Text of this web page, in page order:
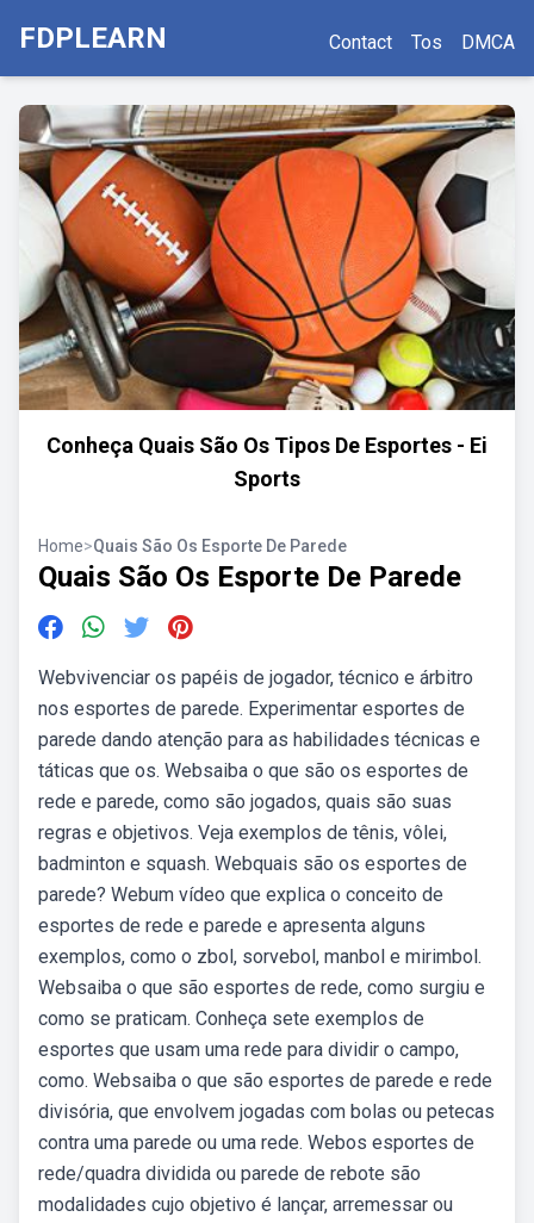
FDPLEARN Contact Tos DMCA
Conheça Quais São Os Tipos De Esportes - Ei
Sports
Home>Quais São Os Esporte De Parede
Quais São Os Esporte De Parede
Webvivenciar os papéis de jogador, técnico e árbitro
nos esportes de parede. Experimentar esportes de
parede dando atenção para as habilidades técnicas e
táticas que os. Websaiba o que são os esportes de
rede e parede, como são jogados, quais são suas
regras e objetivos. Veja exemplos de tênis, vôlei,
badminton e squash. Webquais são os esportes de
parede? Webum vídeo que explica o conceito de
esportes de rede e parede e apresenta alguns
exemplos, como o zbol, sorvebol, manbol e mirimbol.
Websaiba o que são esportes de rede, como surgiu e
como se praticam. Conheça sete exemplos de
esportes que usam uma rede para dividir o campo,
como. Websaiba o que são esportes de parede e rede
divisória, que envolvem jogadas com bolas ou petecas
contra uma parede ou uma rede. Webos esportes de
rede/quadra dividida ou parede de rebote são
modalidades cujo objetivo é lançar, arremessar ou